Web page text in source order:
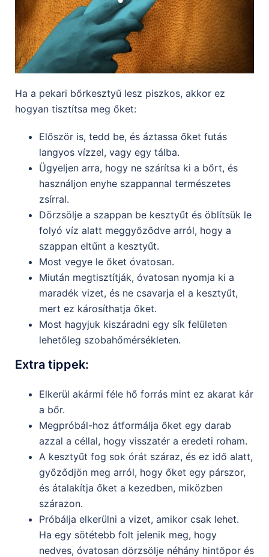
Ha a pekari bőrkesztyű lesz piszkos, akkor ez
hogyan tisztítsa meg őket:
Először is, tedd be, és áztassa őket futás
langyos vízzel, vagy egy tálba.
Ügyeljen arra, hogy ne szárítsa ki a bőrt, és
használjon enyhe szappannal természetes
zsírral.
Dörzsölje a szappan be kesztyűt és öblítsük le
folyó víz alatt meggyőződve arról, hogy a
szappan eltűnt a kesztyűt.
Most vegye le őket óvatosan.
Miután megtisztítják, óvatosan nyomja ki a
maradék vizet, és ne csavarja el a kesztyűt,
mert ez károsíthatja őket.
Most hagyjuk kiszáradni egy sík felületen
lehetőleg szobahőmérsékleten.
Extra tippek:
Elkerül akármi féle hő forrás mint ez akarat kár
a bőr.
Megpróbál-hoz átformálja őket egy darab
azzal a céllal, hogy visszatér a eredeti roham.
A kesztyűt fog sok órát száraz, és ez idő alatt,
győződjön meg arról, hogy őket egy párszor,
és átalakítja őket a kezedben, miközben
szárazon.
Próbálja elkerülni a vizet, amikor csak lehet.
Ha egy sötétebb folt jelenik meg, hogy
nedves, óvatosan dörzsölje néhány hintőpor és